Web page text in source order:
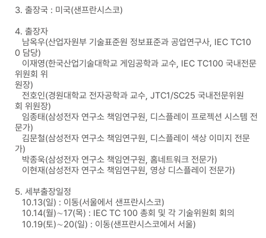
3. 출장국 : 미국(샌프란시스코)
4. 출장자
남옥우(산업자원부 기술표준원 정보표준과 공업연구사, IEC TC10
0 담당)
이재영(한국산업기술대학교 게임공학과 교수, IEC TC100 국내전문
위원회 위
원장)
전호인(경원대학교 전자공학과 교수, JTC1/SC25 국내전문위원
회 위원장)
임종태(삼성전자 연구소 책임연구원, 디스플레이 프로젝션 시스템 전
문가)
김문철(삼성전자 연구소 책임연구원, 디스플레이 색상 이미지 전문
가)
박종욱(삼성전자 연구소 책임연구원, 홈네트워크 전문가)
이현재(삼성전자 연구소 책임연구원, 영상 디스플레이 전문가)
5. 세부출장일정
10.13(일) : 이동(서울에서 샌프란시스코)
10.14(월)∼17(목) : IEC TC 100 총회 및 각 기술위원회 회의
10.19(토)∼20(일) : 이동(샌프란시스코에서 서울)